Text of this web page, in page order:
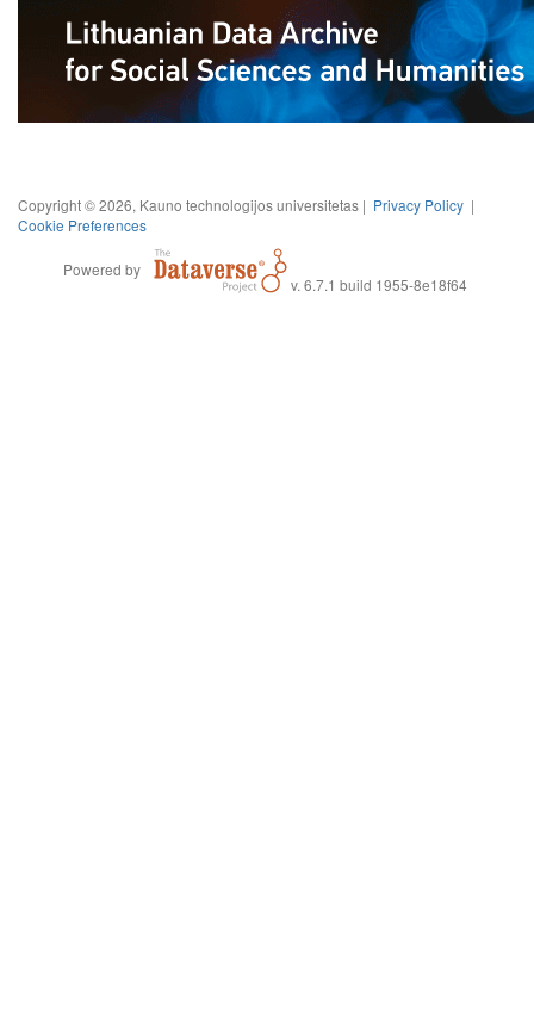
Copyright © 2026, Kauno technologijos universitetas | Privacy Policy |
Cookie Preferences
Powered by
v. 6.7.1 build 1955-8e18f64